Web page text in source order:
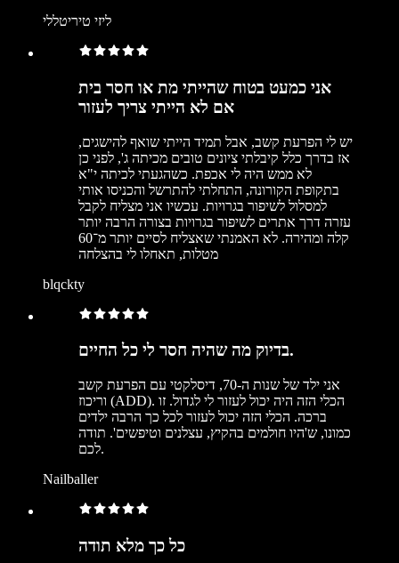
ליזי טיריטללי
אני כמעט בטוח שהייתי מת או חסר בית
אם לא הייתי צריך לעזור
יש לי הפרעת קשב, אבל תמיד הייתי שואף להישגים,
אז בדרך כלל קיבלתי ציונים טובים מכיתה ג', לפני כן
לא ממש היה לי אכפת. כשהגעתי לכיתה י"א
בתקופת הקורונה, התחלתי להתרשל והכניסו אותי
למסלול לשיפור בגרויות. עכשיו אני מצליח לקבל
עזרה דרך אתרים לשיפור בגרויות בצורה הרבה יותר
קלה ומהירה. לא האמנתי שאצליח לסיים יותר מ־60
מטלות, תאחלו לי בהצלחה
blqckty
בדיוק מה שהיה חסר לי כל החיים.
אני ילד של שנות ה-70, דיסלקטי עם הפרעת קשב
וריכוז (ADD). הכלי הזה היה יכול לעזור לי לגדול. זו
ברכה. הכלי הזה יכול לעזור לכל כך הרבה ילדים
כמונו, ש'היו חולמים בהקיץ, עצלנים וטיפשים'. תודה
לכם.
Nailballer
כל כך מלא תודה